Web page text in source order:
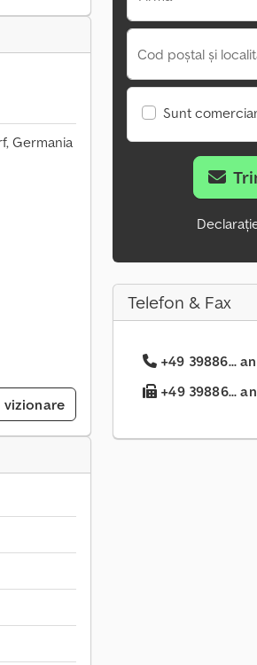
Germania
Cod poștal și
Sunt
Telefon & Fax
+49 39886...
+49 39886...